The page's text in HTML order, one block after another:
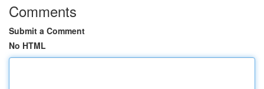
Comments
Submit a Comment
No HTML